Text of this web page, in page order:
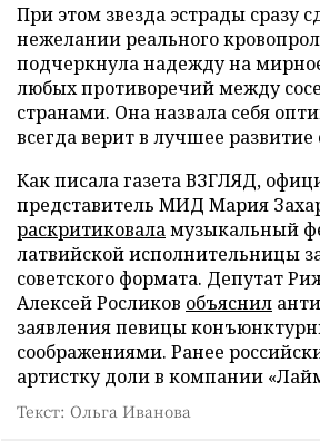
При этом звезда эстрады сразу
нежелании реального
подчеркнула надежду на
любых противоречий между
странами. Она назвала себя
всегда верит в лучшее развитие
Как писала газета ВЗГЛЯД,
представитель МИД Мария
раскритиковаламузыкальный
латвийской исполнительницы
советского формата. Депутат
Алексей Росликов объяснил
заявления певицы
соображениями. Ранее
артистку доли в компании
Текст: Ольга Иванова